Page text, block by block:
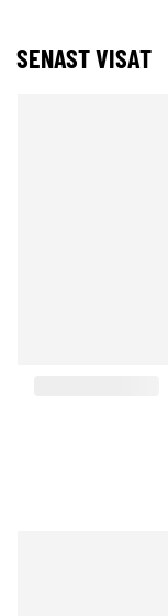
SENAST VISAT